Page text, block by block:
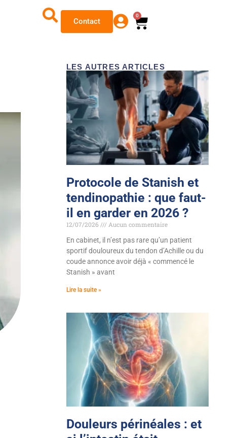
Contact
0
LES AUTRES ARTICLES
Protocole de Stanish et
tendinopathie : que faut-
il en garder en 2026 ?
12/07/2026
Aucun commentaire
En cabinet, il n’est pas rare qu’un patient
sportif douloureux du tendon d’Achille ou du
coude annonce avoir déjà « commencé le
Stanish » avant
Lire la suite »
Douleurs périnéales : et